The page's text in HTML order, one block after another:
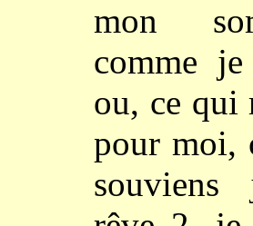
mon
comme
ou, ce qui
pour moi,
souviens